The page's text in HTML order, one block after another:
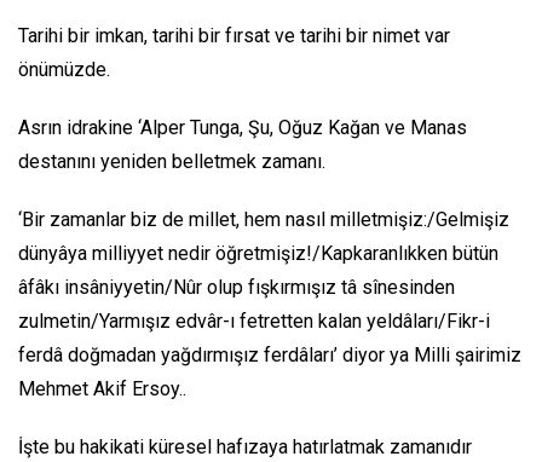
Tarihi bir imkan, tarihi bir fırsat ve tarihi bir nimet var
önümüzde.
Asrın idrakine ‘Alper Tunga, Şu, Oğuz Kağan ve Manas
destanını yeniden belletmek zamanı.
‘Bir zamanlar biz de millet, hem nasıl milletmişiz:/Gelmişiz
dünyâya milliyyet nedir öğretmişiz!/Kapkaranlıkken bütün
âfâkı insâniyyetin/Nûr olup fışkırmışız tâ sînesinden
zulmetin/Yarmışız edvâr-ı fetretten kalan yeldâları/Fikr-i
ferdâ doğmadan yağdırmışız ferdâları’ diyor ya Milli şairimiz
Mehmet Akif Ersoy..
İşte bu hakikati küresel hafızaya hatırlatmak zamanıdır